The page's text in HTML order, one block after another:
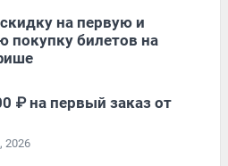
на первую и
покупку билетов на
₽ на первый заказ от
2026